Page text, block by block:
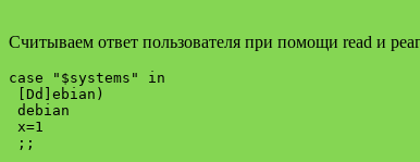
Считываем ответ пользователя при помощи read и
case "$systems" in
[Dd]ebian)
debian
x=1